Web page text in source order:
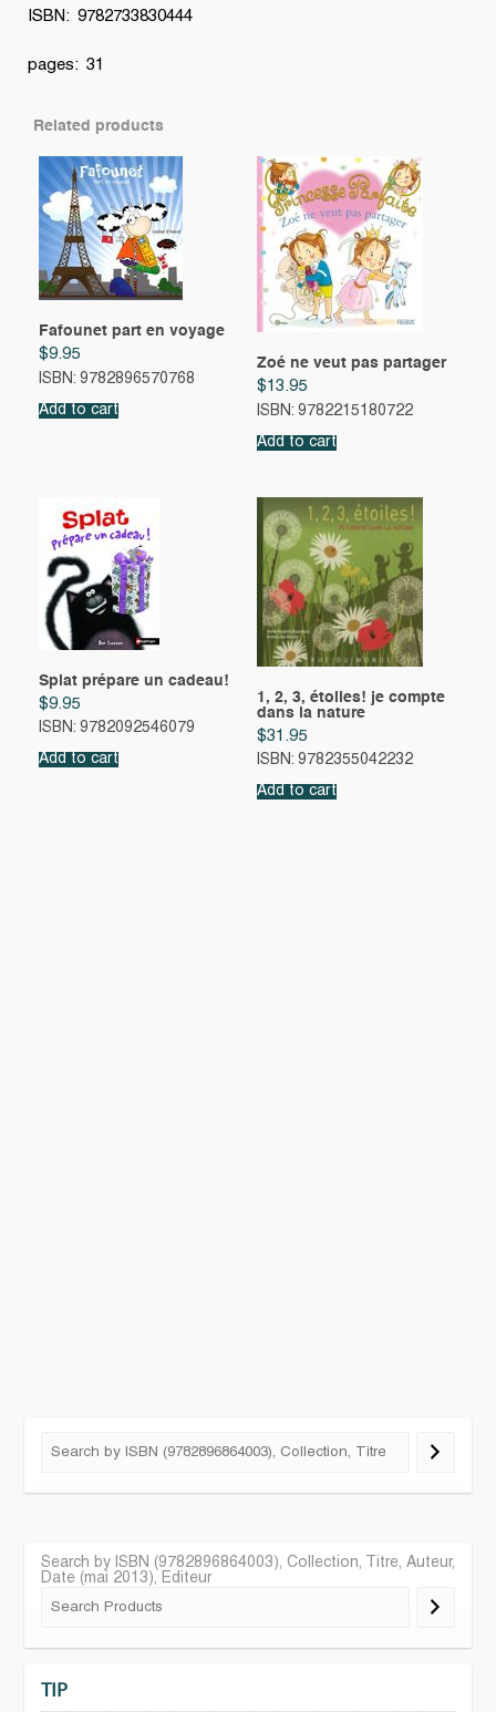
ISBN: 9782733830444
pages: 31
Related products
Fafounet part en voyage
$9.95
ISBN: 9782896570768
Add to cart
Zoé ne veut pas partager
$13.95
ISBN: 9782215180722
Add to cart
Splat prépare un cadeau!
$9.95
ISBN: 9782092546079
Add to cart
1, 2, 3, étoiles! je compte
dans la nature
$31.95
ISBN: 9782355042232
Add to cart
Search by ISBN (9782896864003), Collection, Titre, Auteur,
Date (mai 2013), Editeur
TIP